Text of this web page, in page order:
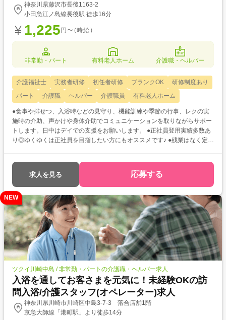
神奈川県藤沢市長後1163-2
小田急江ノ島線長後駅 徒歩16分
1,225 円〜(時給)
非常勤・パート 有料老人ホーム 介護職・ヘルパー
介護福祉士 実務者研修 初任者研修 ブランクOK
研修制度あり
パート
介護職 ヘルパー 介護職員 有料老人ホーム
●食事や排せつ、入浴時などの見守り、機能訓練や季節の行事、レクの実
施時の介助、声かけや身体介助でコミュニケーションを取りながらサポー
トします。日中はデイでの支援をお願いします。 ●正社員登用実績多数あ
り◎ゆくゆくは正社員を目指したい方にもオススメです♪ ●残業はなく定時
求人を見る 応募する
NEW
ツクイ川崎中島 / 非常勤・パートの介護職・ヘルパー求人
入浴を通してお客さまを元気に！未経験OKの訪
問入浴/介護スタッフ(オペレーター)求人
神奈川県川崎市川崎区中島3-7-3 落合店舗1階
京急大師線「港町駅」より徒歩14分